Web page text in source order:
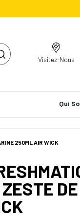
Visitez-Nous
Qui
250ML AIR WICK